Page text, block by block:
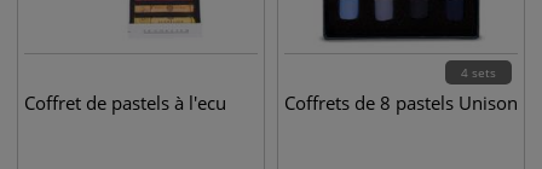
Coffret de pastels à l'ecu
4 sets
Coffrets de 8 pastels Unison